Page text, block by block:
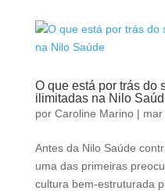
O que está por trás do
ilimitadas na Nilo
por Caroline Marino| mar
Antes da Nilo Saúde
uma das primeiras
cultura bem-estruturada